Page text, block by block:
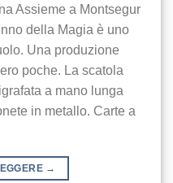
Assieme a Montsegur
della Magia è uno
Una produzione
poche. La scatola
a mano lunga
in metallo. Carte a
→